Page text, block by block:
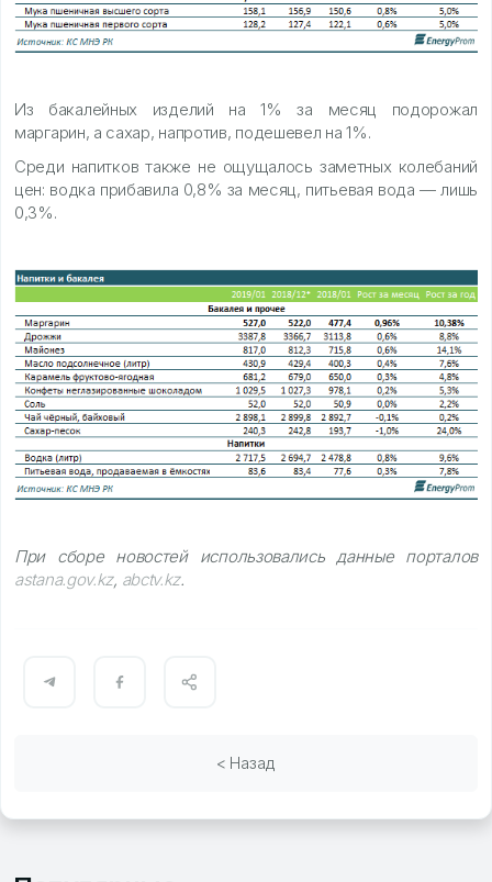
Из бакалейных изделий на 1% за месяц подорожал
маргарин, а сахар, напротив, подешевел на 1%.
Среди напитков также не ощущалось заметных колебаний
цен: водка прибавила 0,8% за месяц, питьевая вода — лишь
0,3%.
При сборе новостей использовались данные порталов
astana.gov.kz, abctv.kz.
< Назад